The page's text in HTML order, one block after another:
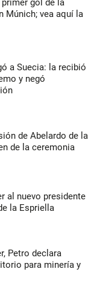
gol de la
Múnich; vea aquí la
a Suecia: la recibió
y negó
de Abelardo de la
de la ceremonia
al nuevo presidente
la Espriella
Petro declara
para minería y